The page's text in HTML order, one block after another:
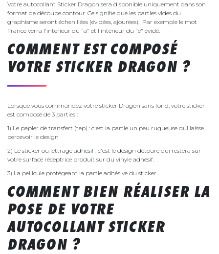
Votre autocollant Sticker Dragon sera disponible uniquement dans son
format de découpe contour. Ce signifie que les parties vides du
graphisme seront échenillées (évidées, ajourées). Par exemple le mot
France verra l'interieur du "a" et l'intérieur du "e" évidé.
COMMENT EST COMPOSÉ
VOTRE STICKER DRAGON ?
Lorsque vous commandez votre sticker Dragon sans fond, votre sticker
est composé de 3 parties :
1) Le papier de transfert (tep) : c'est la partie un peu rugueuse qui laisse
percevoir le design
2) Le sticker ou lettrage adhésif : c'est le design détouré qui restera sur
votre surface réceptrice produit sur du vinyle adhésif.
3) La pellicule protégeant la partie adhésive du sticker
COMMENT BIEN RÉALISER LA
POSE DE VOTRE
AUTOCOLLANT STICKER
DRAGON ?